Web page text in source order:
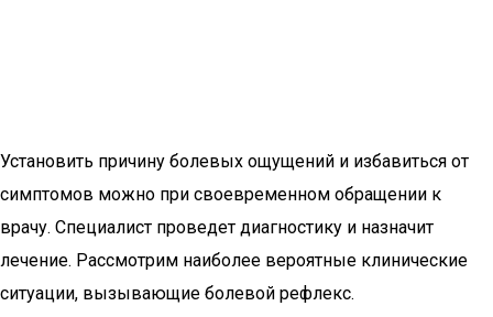
Установить причину болевых ощущений и избавиться от
симптомов можно при своевременном обращении к
врачу. Специалист проведет диагностику и назначит
лечение. Рассмотрим наиболее вероятные клинические
ситуации, вызывающие болевой рефлекс.